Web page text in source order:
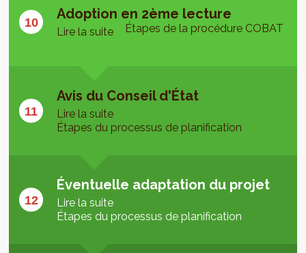
Adoption en 2ème lecture
Lire la suite Étapes de la procédure COBAT
Avis du Conseil d'État
Lire la suite
Étapes du processus de planification
Éventuelle adaptation du projet
Lire la suite
Étapes du processus de planification